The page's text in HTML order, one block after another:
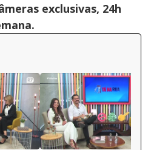
exclusivas, 24h